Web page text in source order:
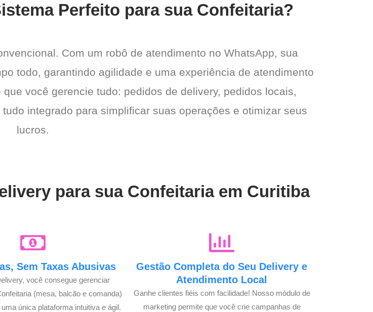
Perfeito para sua Confeitaria?
Com um robô de atendimento no WhatsApp, sua
todo, garantindo agilidade e uma experiência de atendimento
você gerencie tudo: pedidos de delivery, pedidos locais,
integrado para simplificar suas operações e otimizar seus
lucros.
para sua Confeitaria em Curitiba
Sem Taxas Abusivas
você consegue gerenciar
(mesa, balcão e comanda)
única plataforma intuitiva e ágil.
Gestão Completa do Seu Delivery e
Atendimento Local
Ganhe clientes fiéis com facilidade! Nosso módulo de
marketing permite que você crie campanhas de